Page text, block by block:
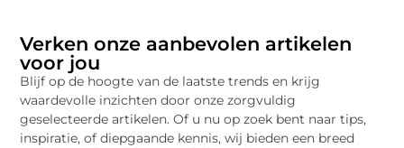
Verken onze aanbevolen artikelen
voor jou
Blijf op de hoogte van de laatste trends en krijg
waardevolle inzichten door onze zorgvuldig
geselecteerde artikelen. Of u nu op zoek bent naar tips,
inspiratie, of diepgaande kennis, wij bieden een breed